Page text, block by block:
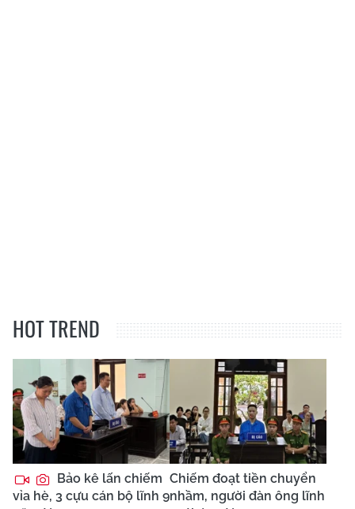
HOT TREND
Bảo kê lấn chiếm
vỉa hè, 3 cựu cán bộ lĩnh 9
Chiếm đoạt tiền chuyển
nhầm, người đàn ông lĩnh